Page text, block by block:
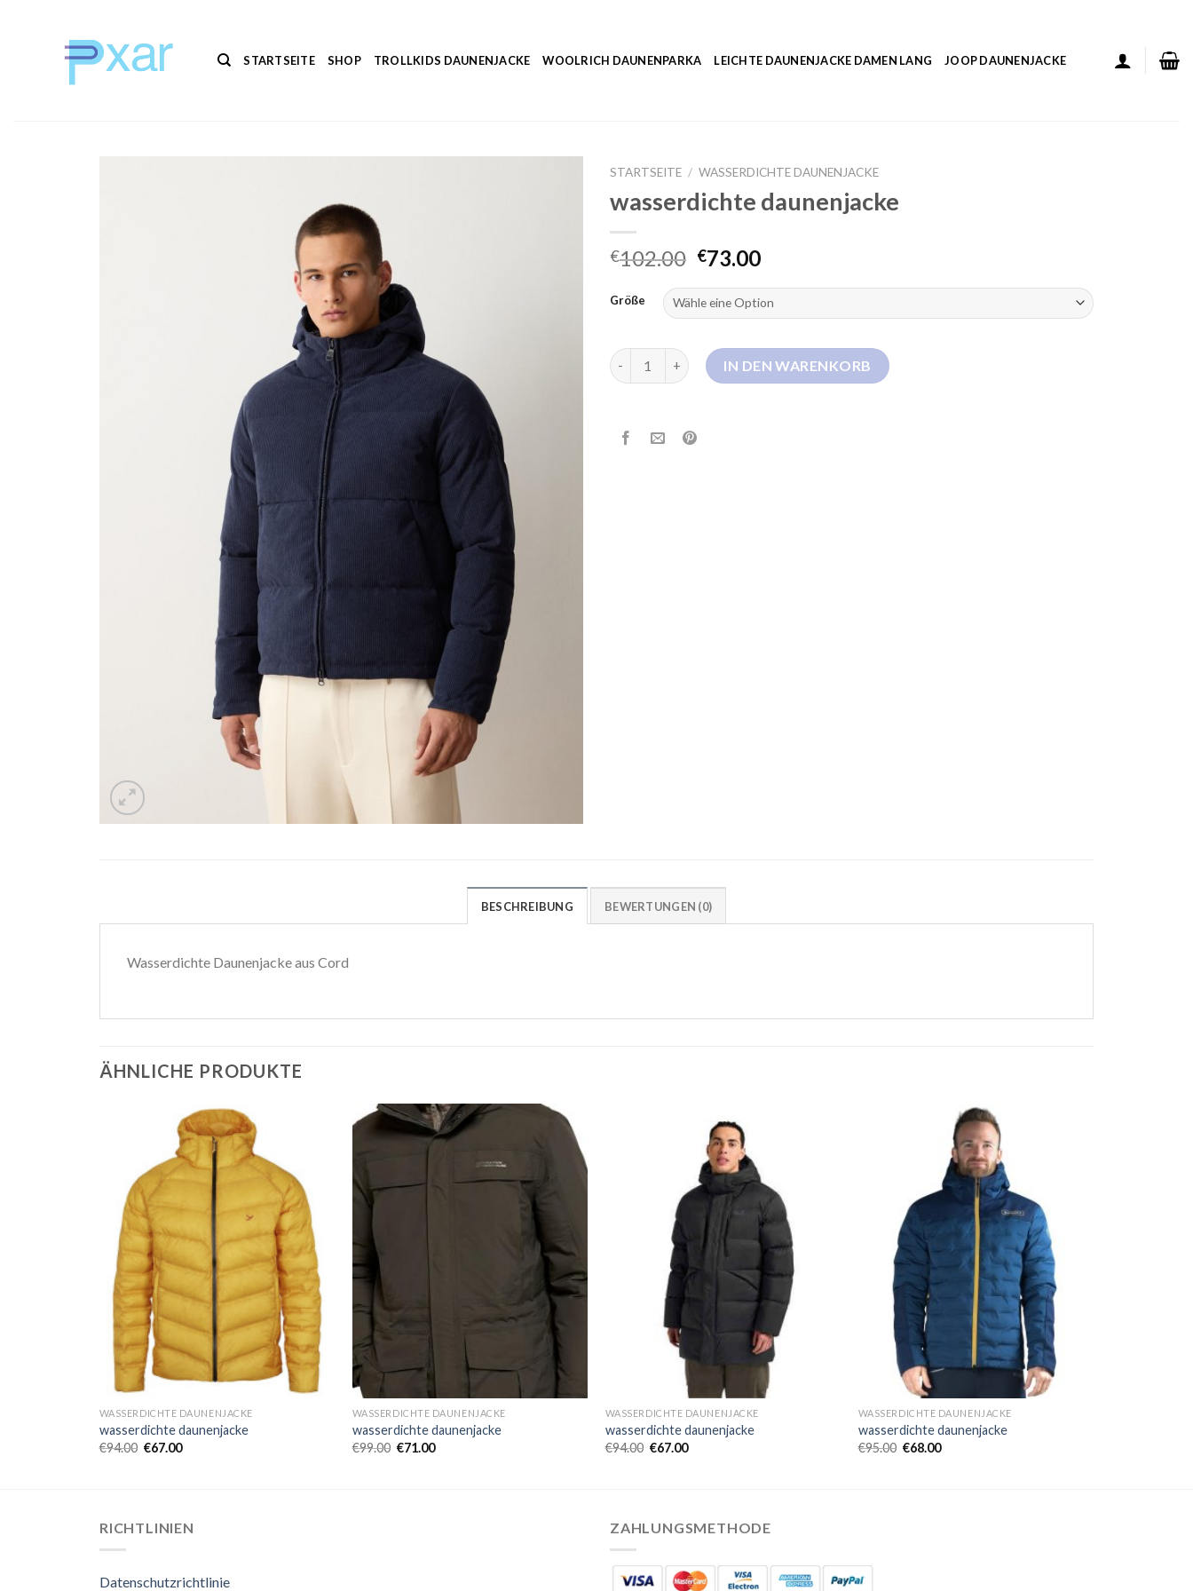
STARTSEITE SHOP TROLLKIDS DAUNENJACKE WOOLRICH DAUNENPARKA LEICHTE DAUNENJACKE DAMEN LANG JOOP DAUNENJACKE
STARTSEITE / WASSERDICHTE DAUNENJACKE
wasserdichte daunenjacke
€102.00 €73.00
Größe
wasserdichte daunenjacke Menge
IN DEN WARENKORB
BESCHREIBUNG BEWERTUNGEN (0)
Wasserdichte Daunenjacke aus Cord
ÄHNLICHE PRODUKTE
WASSERDICHTE DAUNENJACKE
wasserdichte daunenjacke
€94.00 €67.00
WASSERDICHTE DAUNENJACKE
wasserdichte daunenjacke
€99.00 €71.00
WASSERDICHTE DAUNENJACKE
wasserdichte daunenjacke
€94.00 €67.00
WASSERDICHTE DAUNENJACKE
wasserdichte daunenjacke
€95.00 €68.00
RICHTLINIEN
Datenschutzrichtlinie
ZAHLUNGSMETHODE